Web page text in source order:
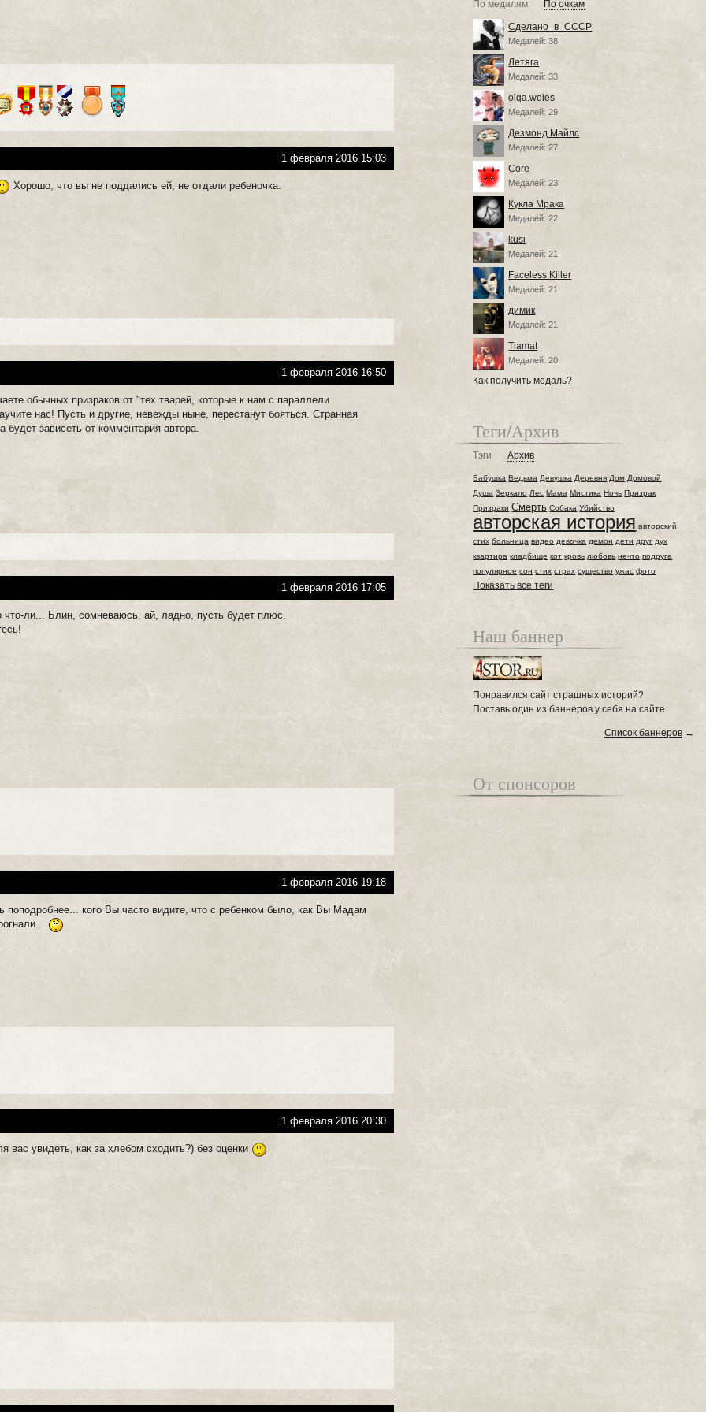
1 февраля 2016 15:03
Хорошо, что вы не поддались ей, не отдали ребеночка.
1 февраля 2016 16:50
обычных призраков от "тех тварей, которые к нам с параллели
нас! Пусть и другие, невежды ныне, перестанут бояться. Странная
будет зависеть от комментария автора.
1 февраля 2016 17:05
что-ли... Блин, сомневаюсь, ай, ладно, пусть будет плюс.
1 февраля 2016 19:18
поподробнее... кого Вы часто видите, что с ребенком было, как Вы Мадам
1 февраля 2016 20:30
вас увидеть, как за хлебом сходить?) без оценки
По медалям По очкам
Сделано_в_СССР
Медалей: 38
Летяга
Медалей: 33
olqa.weles
Медалей: 29
Дезмонд Майлс
Медалей: 27
Core
Медалей: 23
Кукла Мрака
Медалей: 22
kusi
Медалей: 21
Faceless Killer
Медалей: 21
димик
Медалей: 21
Tiamat
Медалей: 20
Как получить медаль?
Теги/Архив
Тэги Архив
Бабушка Ведьма Девушка Деревня Дом Домовой
Душа Зеркало Лес Мама Мистика Ночь Призрак
Призраки Смерть Собака Убийство
авторская история авторский
стих больница видео девочка демон дети друг дух
квартира кладбище кот кровь любовь нечто подруга
популярное сон стих страх существо ужас фото
Показать все теги
Наш баннер
Понравился сайт страшных историй?
Поставь один из баннеров у себя на сайте.
Список баннеров →
От спонсоров